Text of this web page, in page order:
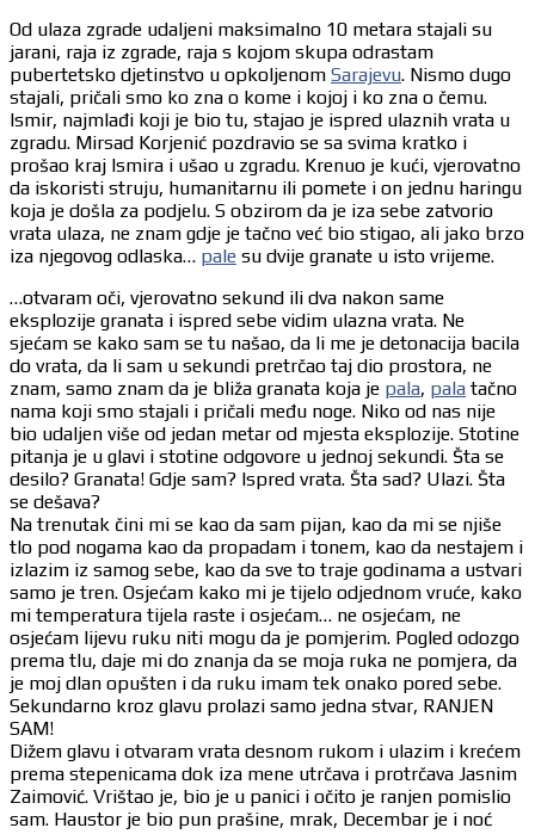
Od ulaza zgrade udaljeni maksimalno 10 metara stajali su
jarani, raja iz zgrade, raja s kojom skupa odrastam
pubertetsko djetinstvo u opkoljenom Sarajevu. Nismo dugo
stajali, pričali smo ko zna o kome i kojoj i ko zna o čemu.
Ismir, najmlađi koji je bio tu, stajao je ispred ulaznih vrata u
zgradu. Mirsad Korjenić pozdravio se sa svima kratko i
prošao kraj Ismira i ušao u zgradu. Krenuo je kući, vjerovatno
da iskoristi struju, humanitarnu ili pomete i on jednu haringu
koja je došla za podjelu. S obzirom da je iza sebe zatvorio
vrata ulaza, ne znam gdje je tačno već bio stigao, ali jako brzo
iza njegovog odlaska… pale su dvije granate u isto vrijeme.
…otvaram oči, vjerovatno sekund ili dva nakon same
eksplozije granata i ispred sebe vidim ulazna vrata. Ne
sjećam se kako sam se tu našao, da li me je detonacija bacila
do vrata, da li sam u sekundi pretrčao taj dio prostora, ne
znam, samo znam da je bliža granata koja je pala, pala tačno
nama koji smo stajali i pričali među noge. Niko od nas nije
bio udaljen više od jedan metar od mjesta eksplozije. Stotine
pitanja je u glavi i stotine odgovore u jednoj sekundi. Šta se
desilo? Granata! Gdje sam? Ispred vrata. Šta sad? Ulazi. Šta
se dešava?
Na trenutak čini mi se kao da sam pijan, kao da mi se njiše
tlo pod nogama kao da propadam i tonem, kao da nestajem i
izlazim iz samog sebe, kao da sve to traje godinama a ustvari
samo je tren. Osjećam kako mi je tijelo odjednom vruće, kako
mi temperatura tijela raste i osjećam… ne osjećam, ne
osjećam lijevu ruku niti mogu da je pomjerim. Pogled odozgo
prema tlu, daje mi do znanja da se moja ruka ne pomjera, da
je moj dlan opušten i da ruku imam tek onako pored sebe.
Sekundarno kroz glavu prolazi samo jedna stvar, RANJEN
SAM!
Dižem glavu i otvaram vrata desnom rukom i ulazim i krećem
prema stepenicama dok iza mene utrčava i protrčava Jasnim
Zaimović. Vrištao je, bio je u panici i očito je ranjen pomislio
sam. Haustor je bio pun prašine, mrak, Decembar je i noć